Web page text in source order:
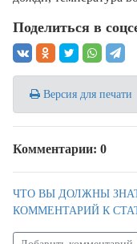
Поделиться в
Версия для печати
Комментарии: 0
ЧТО ВЫ ДОЛЖНЫ
КОММЕНТАРИЙ К